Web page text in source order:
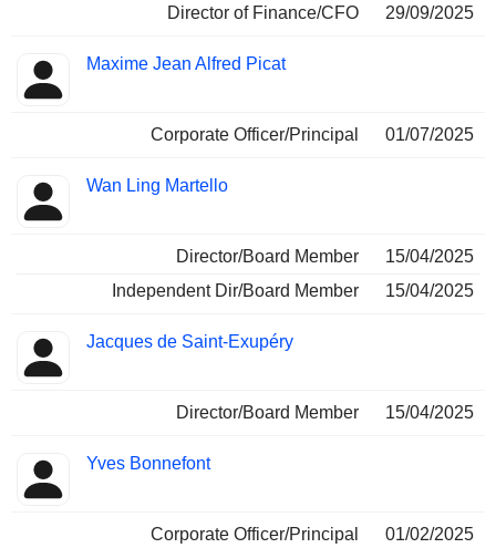
Director of Finance/CFO 29/09/2025
Maxime Jean Alfred Picat
Corporate Officer/Principal 01/07/2025
Wan Ling Martello
Director/Board Member
15/04/2025
Independent Dir/Board Member
15/04/2025
Jacques de Saint-Exupéry
Director/Board Member 15/04/2025
Yves Bonnefont
Corporate Officer/Principal 01/02/2025